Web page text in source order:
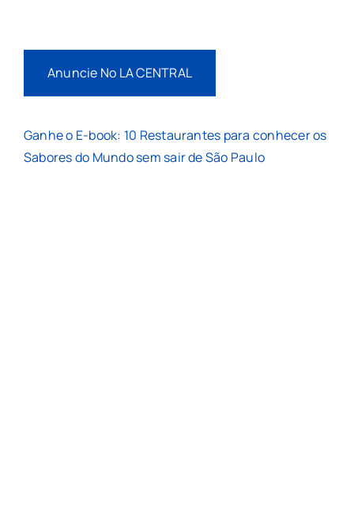
Anuncie No LA CENTRAL
Ganhe o E-book: 10 Restaurantes para conhecer os
Sabores do Mundo sem sair de São Paulo